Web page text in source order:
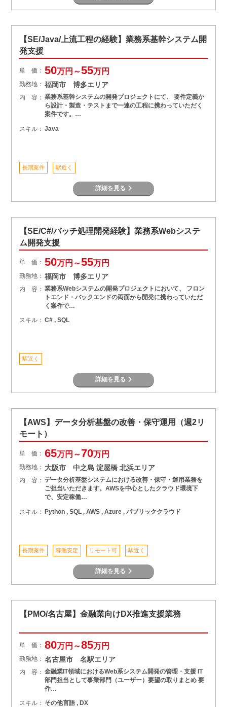
【SE/Java/上流工程の経験】業務系基幹システム開
発支援
単 価： 50万円～55万円
勤務地： 福岡市 博多エリア
内 容： 業務系基幹システムの開発プロジェクトにて、 要件定義か
ら設計・製造・テストまで一連の工程に携わっていただく
案件です。…
スキル： Java
長期案件 駅近く
詳細を見る
【SE/C#/バッチ処理開発経験】業務系Webシステ
ム開発支援
単 価： 50万円～55万円
勤務地： 福岡市 博多エリア
内 容： 業務系Webシステムの開発プロジェクトにおいて、 フロン
トエンド・バックエンドの両面から開発に携わっていただ
く案件で…
スキル： C# , SQL
駅近く
詳細を見る
【AWS】データ分析基盤の改善・保守運用（週2リ
モート）
単 価： 65万円～70万円
勤務地： 大阪市 中之島 淀屋橋 北浜エリア
内 容： データ分析基盤システムにおける改善・保守・運用業務を
ご担当いただきます。AWSを中心としたクラウド環境下
で、安定稼働…
スキル： Python , SQL , AWS , Azure , パブリッククラウド
長期案件 稼働安定 リモート可 駅近く
詳細を見る
【PMO/名古屋】金融業向けDX推進支援業務
単 価： 80万円～85万円
勤務地： 名古屋市 名駅エリア
内 容： 金融業IT領域におけるWeb系システム開発の管理・支援 IT
部門担当として事業部門（ユーザー）要望の取りまとめ 要
件…
スキル： その他言語 , DX